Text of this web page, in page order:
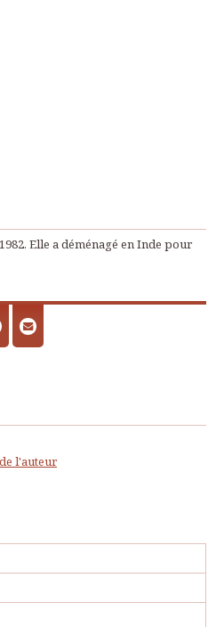
Elle a déménagé en Inde pour
l'auteur